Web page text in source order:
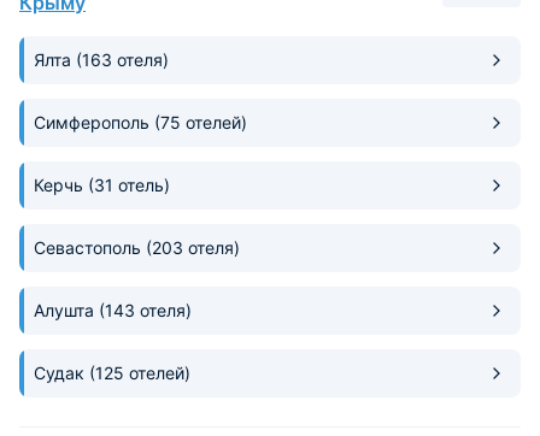
Ялта (163 отеля)
Симферополь (75 отелей)
Керчь (31 отель)
Севастополь (203 отеля)
Алушта (143 отеля)
Судак (125 отелей)